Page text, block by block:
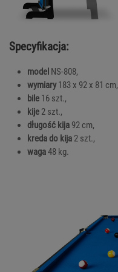
Specyfikacja:
model NS-808,
wymiary183 x 92 x 81 cm,
bile 16 szt.,
kije 2 szt.,
długość kija 92 cm,
kreda do kija 2 szt.,
waga48 kg.